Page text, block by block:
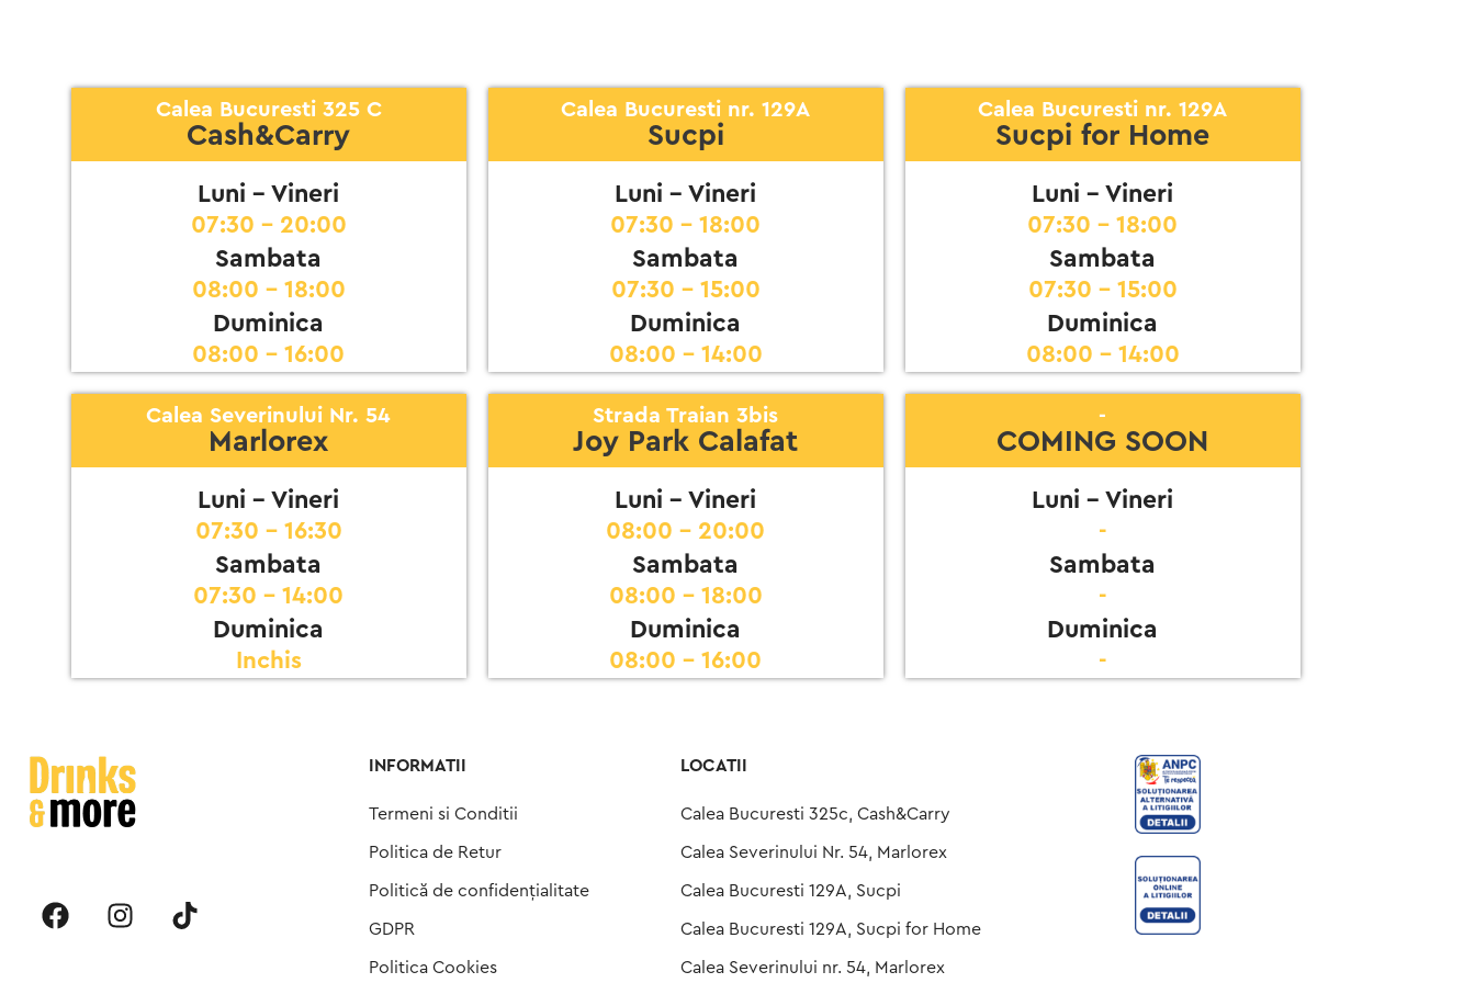
Calea Bucuresti 325 C
Cash&Carry
Luni - Vineri
07:30 - 20:00
Sambata
08:00 - 18:00
Duminica
08:00 - 16:00
Calea Bucuresti nr. 129A
Sucpi
Luni - Vineri
07:30 - 18:00
Sambata
07:30 - 15:00
Duminica
08:00 - 14:00
Calea Bucuresti nr. 129A
Sucpi for Home
Luni - Vineri
07:30 - 18:00
Sambata
07:30 - 15:00
Duminica
08:00 - 14:00
Calea Severinului Nr. 54
Marlorex
Luni - Vineri
07:30 - 16:30
Sambata
07:30 - 14:00
Duminica
Inchis
Strada Traian 3bis
Joy Park Calafat
Luni - Vineri
08:00 - 20:00
Sambata
08:00 - 18:00
Duminica
08:00 - 16:00
-
COMING SOON
Luni - Vineri
-
Sambata
-
Duminica
-
INFORMATII
Termeni si Conditii
Politica de Retur
Politică de confidențialitate
GDPR
Politica Cookies
LOCATII
Calea Bucuresti 325c, Cash&Carry
Calea Severinului Nr. 54, Marlorex
Calea Bucuresti 129A, Sucpi
Calea Bucuresti 129A, Sucpi for Home
Calea Severinului nr. 54, Marlorex